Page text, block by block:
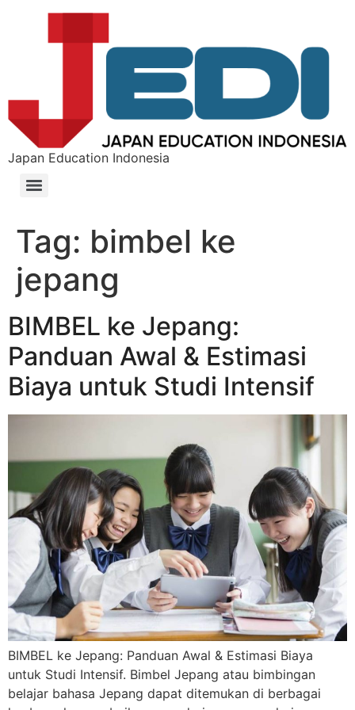
Japan Education Indonesia
Tag: bimbel ke
jepang
BIMBEL ke Jepang:
Panduan Awal & Estimasi
Biaya untuk Studi Intensif
BIMBEL ke Jepang: Panduan Awal & Estimasi Biaya
untuk Studi Intensif. Bimbel Jepang atau bimbingan
belajar bahasa Jepang dapat ditemukan di berbagai